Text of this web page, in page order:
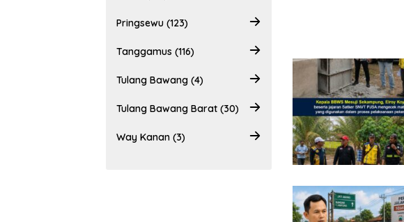
Pringsewu (123)
Tanggamus (116)
Tulang Bawang (4)
Tulang Bawang Barat (30)
Way Kanan (3)